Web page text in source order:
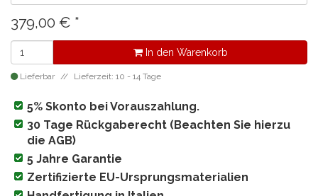
379,00 € *
In den Warenkorb
Lieferbar Lieferzeit: 10 - 14 Tage
5% Skonto bei Vorauszahlung.
30 Tage Rückgaberecht (Beachten Sie hierzu
die AGB)
5 Jahre Garantie
Zertifizierte EU-Ursprungsmaterialien